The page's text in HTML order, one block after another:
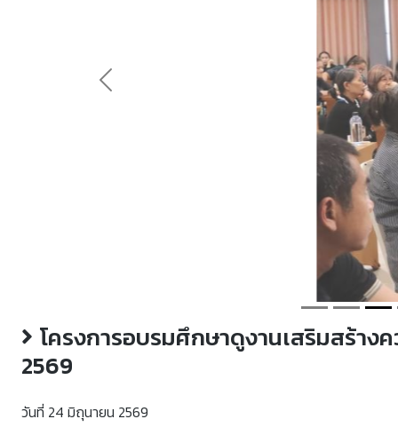
Previous
โครงการอบรมศึกษาดูงานเสริมสร้าง
2569
วันที่ 24 มิถุนายน 2569